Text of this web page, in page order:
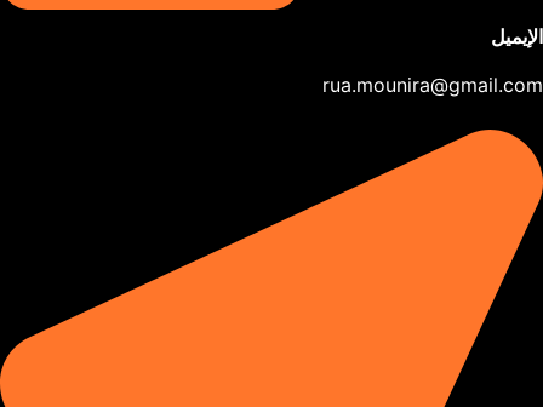
الإيميل
rua.mounira@gmail.com​